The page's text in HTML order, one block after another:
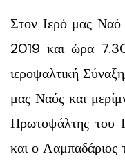
Στον Ιερό μας
2019 και ώρα
ιεροψαλτική
μας Ναός και
Πρωτοψάλτης του
και ο Λαμπαδάριος